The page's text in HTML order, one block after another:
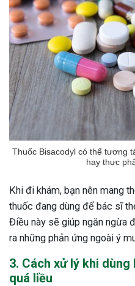
Thuốc Bisacodyl có thể tương
hay thực
Khi đi khám, bạn nên mang
thuốc đang dùng để bác sĩ
Điều này sẽ giúp ngăn ngừa
ra những phản ứng ngoài ý
3. Cách xử lý khi
quá liều